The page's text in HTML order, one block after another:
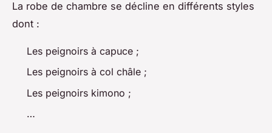
La robe de chambre se décline en différents styles
dont :
Les peignoirs à capuce ;
Les peignoirs à col châle ;
Les peignoirs kimono ;
…